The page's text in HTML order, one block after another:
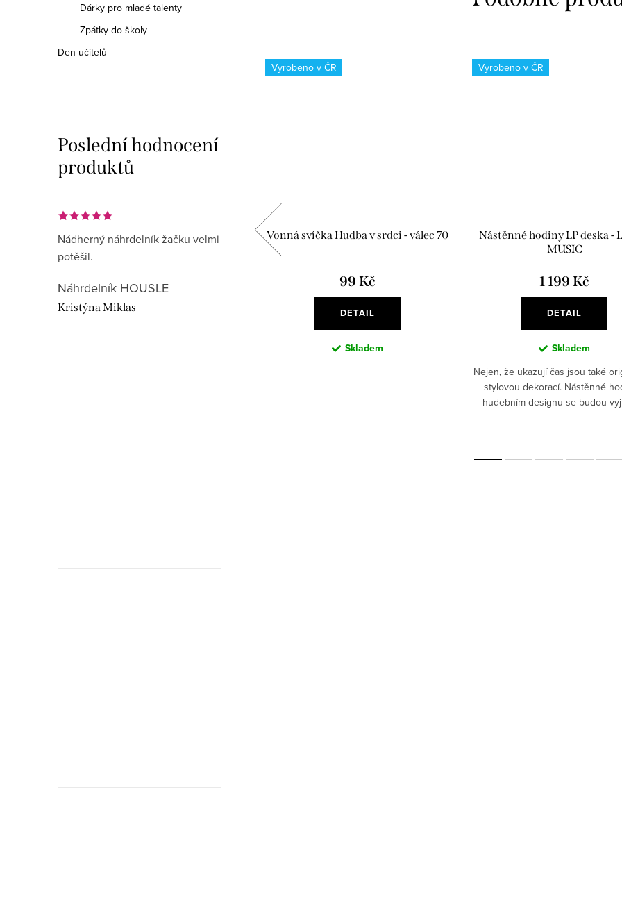
Dárky pro mladé talenty
Zpátky do školy
Den učitelů
Poslední hodnocení
produktů
Nádherný náhrdelník žačku velmi
potěšil.
Náhrdelník HOUSLE
Kristýna Miklas
Vonná svíčka Prospěl/a s
předznamenáním ve skleněné dóze
349 Kč
DO KOŠÍKU
Vyrobeno v ČR
Vonná svíčka Hudba v srdci - válec 70
99 Kč
DETAIL
Skladem
Vyrobeno v ČR
Nástěnné hodiny LP deska -
MUSIC
1 199 Kč
DETAIL
Skladem
Nejen, že ukazují čas jsou také
stylovou dekorací. Nástěnné
hudebním designu se budou